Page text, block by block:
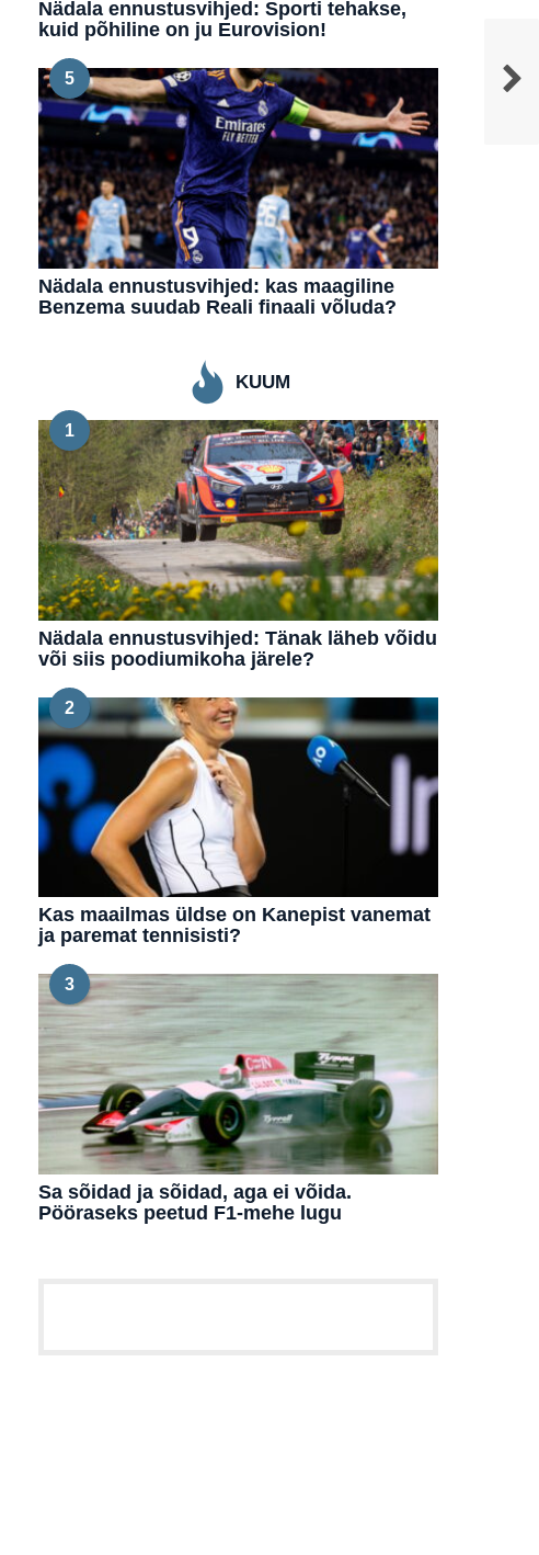
Nädala ennustusvihjed: Sporti tehakse,
kuid põhiline on ju Eurovision!
5
Nädala ennustusvihjed: kas maagiline
Benzema suudab Reali finaali võluda?
KUUM
1
Nädala ennustusvihjed: Tänak läheb võidu
või siis poodiumikoha järele?
2
Kas maailmas üldse on Kanepist vanemat
ja paremat tennisisti?
3
Sa sõidad ja sõidad, aga ei võida.
Pööraseks peetud F1-mehe lugu